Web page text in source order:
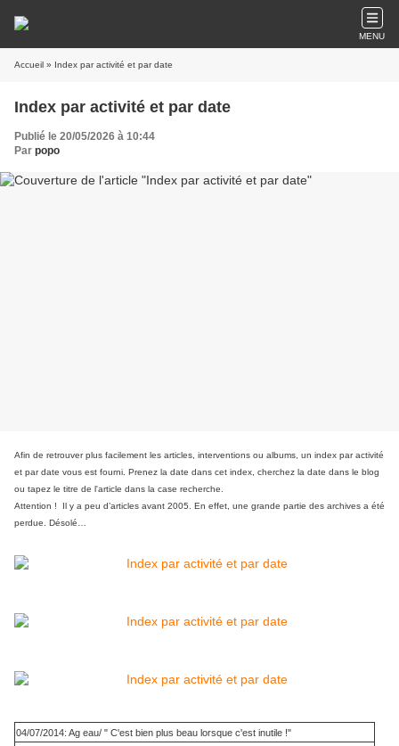
MENU
Accueil » Index par activité et par date
Index par activité et par date
Publié le 20/05/2026 à 10:44
Par popo
Afin de retrouver plus facilement les articles, interventions ou albums, un index par activité
et par date vous est fourni. Prenez la date dans cet index, cherchez la date dans le blog
ou tapez le titre de l'article dans la case recherche.
Attention ! Il y a peu d’articles avant 2005. En effet, une grande partie des archives a été
perdue. Désolé…
04/07/2014: Ag eau/ " C'est bien plus beau lorsque c'est inutile !"